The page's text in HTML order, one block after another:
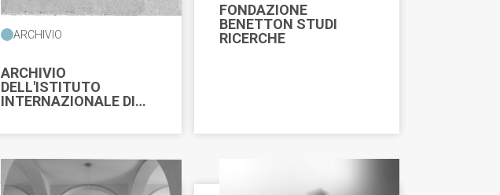
ARCHIVIO
ARCHIVIO
DELL'ISTITUTO
INTERNAZIONALE DI
FONDAZIONE
BENETTON STUDI
RICERCHE